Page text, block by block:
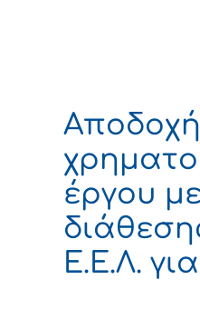
Αποδοχή
έργου με
Ε.Ε.Λ.